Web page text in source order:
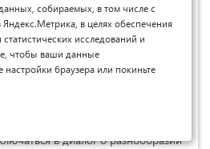
частной и публичной сферы в
смещается в сторону
от социального окружения.
более открытый разговор о
Философия любви
в диалог о разнообразии
собираемых, в том числе с
в целях обеспечения
исследований и
чтобы ваши данные
настройки браузера или покиньте